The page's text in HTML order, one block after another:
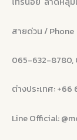
สายด่วน / Phone
065-632-8780,
ต่างประเทศ:
Line Official: